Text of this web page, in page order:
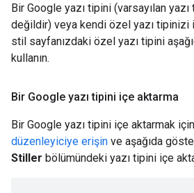
Bir Google yazı tipini (varsayılan
değildir) veya kendi özel yazı tipinizi
stil sayfanızdaki özel yazı tipini
kullanın.
Bir Google yazı tipini içe aktarma
Bir Google yazı tipini içe aktarmak için
düzenleyiciye erişin ve aşağıda
Stiller bölümündeki yazı tipini içe